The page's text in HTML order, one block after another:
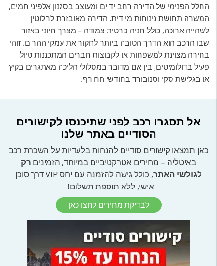
החלל הפנימי של הדירה רחב ידיים ומעוצב בסגנון אלפיני חמים,
המשרה תחושת נינוחות מיידית. הדירה מאובזרת לחלוטין
לשהייה ארוכה, כולל חניה פרטית צמודה – מצרך חיוני באזור
שבו הרכב הוא הדרך הטובה ביותר לחקור את עמקי ההרים. זוהי
בחירה מצוינת למשפחות או לקבוצות חברים המתכננות טיול
פעיל בדולומיטים, בין אם מדובר במסלולי הליכה מאתגרים בקיץ
או בגלישת סקי וסנובורד בחודשי החורף.
אל תסגרו רכב לפני שתיכנסו לקישורים
הסודיים באתר שלנו
כאן תמצאו קישורים סודיים להנחות בלעדיות על השכרת רכב
באיטליה – מחירים אטרקטיביים במיוחד, הזמינים רק
לגולשי האתר
, כולל גישה להזמנה עם יחס VIP דרך סוכן
אישי, ללא תוספת תשלום!
לבדיקת מחירים לחצו כאן